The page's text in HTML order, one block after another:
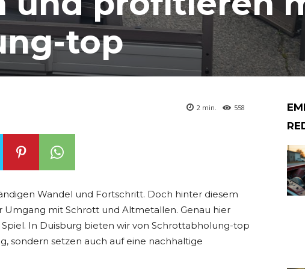
top
558
2 min.
Wandel und Fortschritt. Doch hinter diesem
mit Schrott und Altmetallen. Genau hier
In Duisburg bieten wir von Schrottabholung-top
sondern setzen auch auf eine nachhaltige